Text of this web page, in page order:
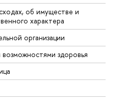
об имуществе и
характера
организации
здоровья